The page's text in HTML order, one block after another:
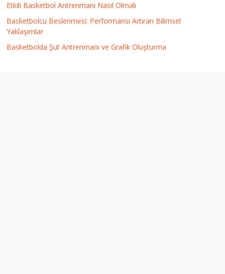
Etkili Basketbol Antrenmanı Nasıl Olmalı
Basketbolcu Beslenmesi: Performansı Artıran Bilimsel
Yaklaşımlar
Basketbolda Şut Antrenmanı ve Grafik Oluşturma